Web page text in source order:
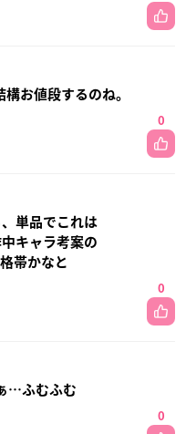
お値段するのね。
0
単品でこれは
キャラ考案の
帯かなと
0
…ふむふむ
0